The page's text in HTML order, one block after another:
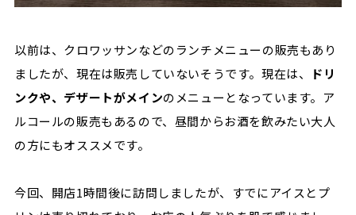
以前は、クロワッサンなどのランチメニューの販売もあり
ましたが、現在は販売していないそうです。現在は、
ドリ
ンクや、デザートがメインのメニューとなっています。ア
ルコールの販売もあるので、昼間からお酒を飲みたい大人
の方にもオススメです。
今回、開店1時間後に訪問しましたが、すでにアイスとプ